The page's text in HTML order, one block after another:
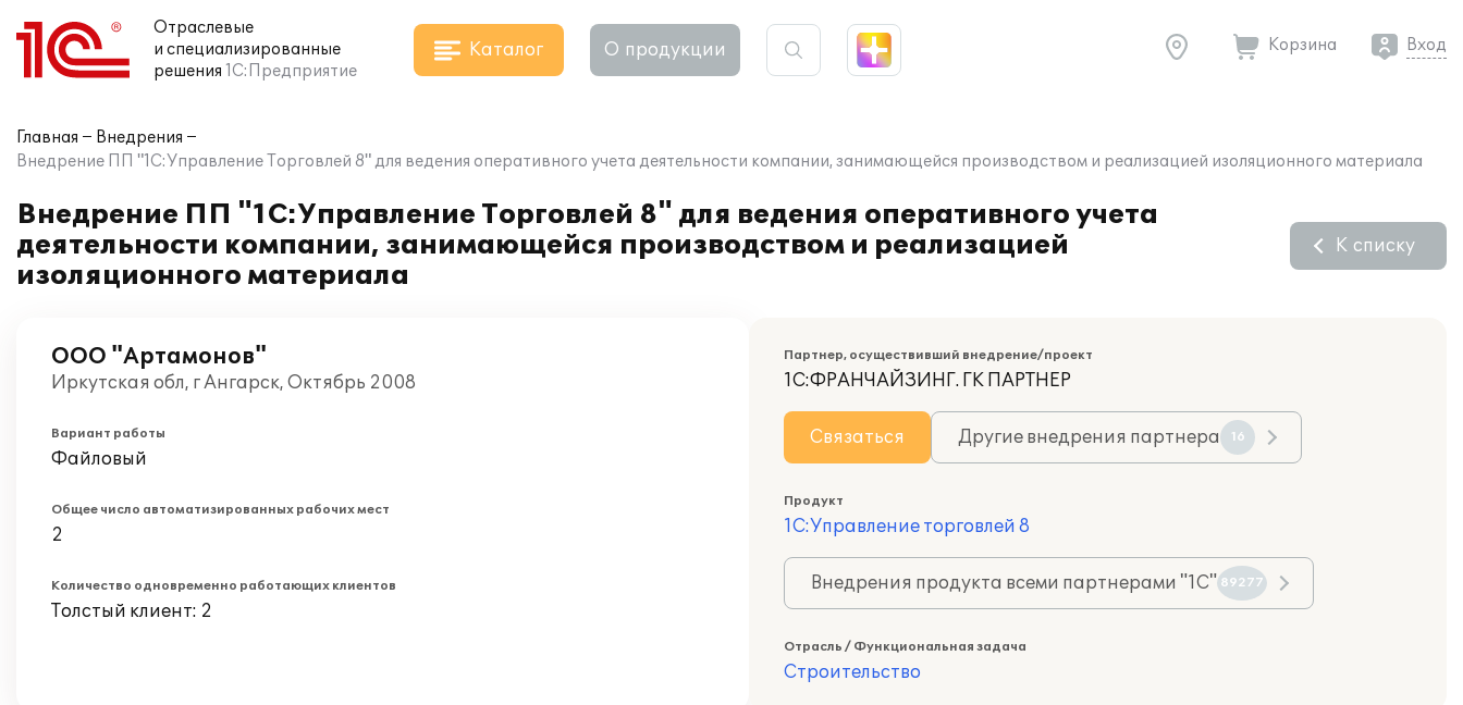
Отраслевые
и специализированные
решения 1С:Предприятие
Каталог О продукции Корзина Вход
Главная
Внедрения
Внедрение ПП "1С:Управление Торговлей 8" для ведения оперативного учета деятельности компании, занимающейся производством и реализацией изоляционного материала
Внедрение ПП "1С:Управление Торговлей 8" для ведения оперативного учета
деятельности компании, занимающейся производством и реализацией
изоляционного материала
К списку
ООО "Артамонов"
Иркутская обл, г Ангарск, Октябрь 2008
Вариант работы
Файловый
Общее число автоматизированных рабочих мест
2
Количество одновременно работающих клиентов
Толстый клиент: 2
Партнер, осуществивший внедрение/проект
1С:ФРАНЧАЙЗИНГ. ГК ПАРТНЕР
Связаться Другие внедрения партнера 16
Продукт
1С:Управление торговлей 8
Внедрения продукта всеми партнерами "1С" 89277
Отрасль / Функциональная задача
Строительство